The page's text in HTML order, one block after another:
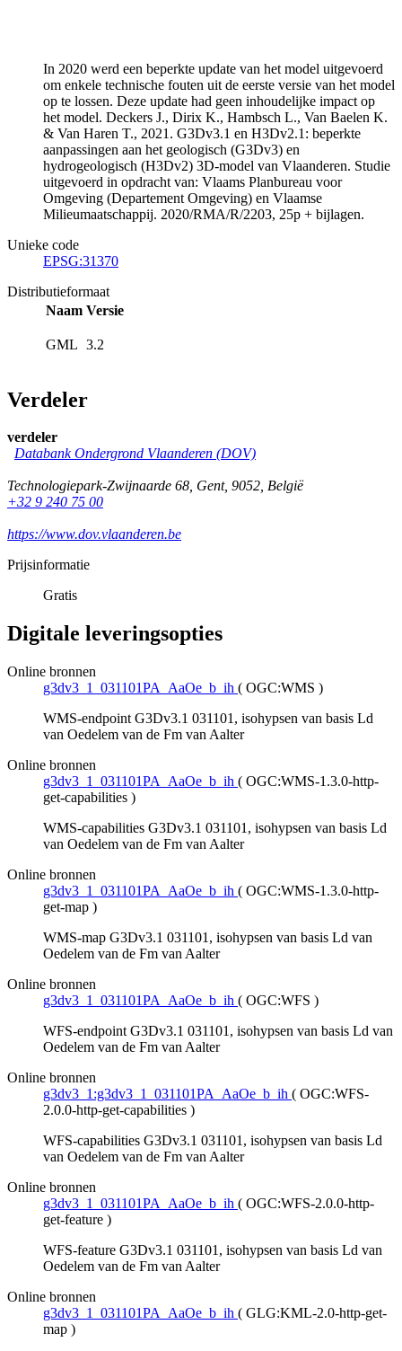
In 2020 werd een beperkte update van het model uitgevoerd
om enkele technische fouten uit de eerste versie van het model
op te lossen. Deze update had geen inhoudelijke impact op
het model. Deckers J., Dirix K., Hambsch L., Van Baelen K.
& Van Haren T., 2021. G3Dv3.1 en H3Dv2.1: beperkte
aanpassingen aan het geologisch (G3Dv3) en
hydrogeologisch (H3Dv2) 3D-model van Vlaanderen. Studie
uitgevoerd in opdracht van: Vlaams Planbureau voor
Omgeving (Departement Omgeving) en Vlaamse
Milieumaatschappij. 2020/RMA/R/2203, 25p + bijlagen.
Unieke code
EPSG:31370
Distributieformaat
Naam Versie
GML 3.2
Verdeler
verdeler
Databank Ondergrond Vlaanderen (DOV)
Technologiepark-Zwijnaarde 68, Gent, 9052, België
+32 9 240 75 00
https://www.dov.vlaanderen.be
Prijsinformatie
Gratis
Digitale leveringsopties
Online bronnen
g3dv3_1_031101PA_AaOe_b_ih ( OGC:WMS )
WMS-endpoint G3Dv3.1 031101, isohypsen van basis Ld
van Oedelem van de Fm van Aalter
Online bronnen
g3dv3_1_031101PA_AaOe_b_ih ( OGC:WMS-1.3.0-http-
get-capabilities )
WMS-capabilities G3Dv3.1 031101, isohypsen van basis Ld
van Oedelem van de Fm van Aalter
Online bronnen
g3dv3_1_031101PA_AaOe_b_ih ( OGC:WMS-1.3.0-http-
get-map )
WMS-map G3Dv3.1 031101, isohypsen van basis Ld van
Oedelem van de Fm van Aalter
Online bronnen
g3dv3_1_031101PA_AaOe_b_ih ( OGC:WFS )
WFS-endpoint G3Dv3.1 031101, isohypsen van basis Ld van
Oedelem van de Fm van Aalter
Online bronnen
g3dv3_1:g3dv3_1_031101PA_AaOe_b_ih ( OGC:WFS-
2.0.0-http-get-capabilities )
WFS-capabilities G3Dv3.1 031101, isohypsen van basis Ld
van Oedelem van de Fm van Aalter
Online bronnen
g3dv3_1_031101PA_AaOe_b_ih ( OGC:WFS-2.0.0-http-
get-feature )
WFS-feature G3Dv3.1 031101, isohypsen van basis Ld van
Oedelem van de Fm van Aalter
Online bronnen
g3dv3_1_031101PA_AaOe_b_ih ( GLG:KML-2.0-http-get-
map )